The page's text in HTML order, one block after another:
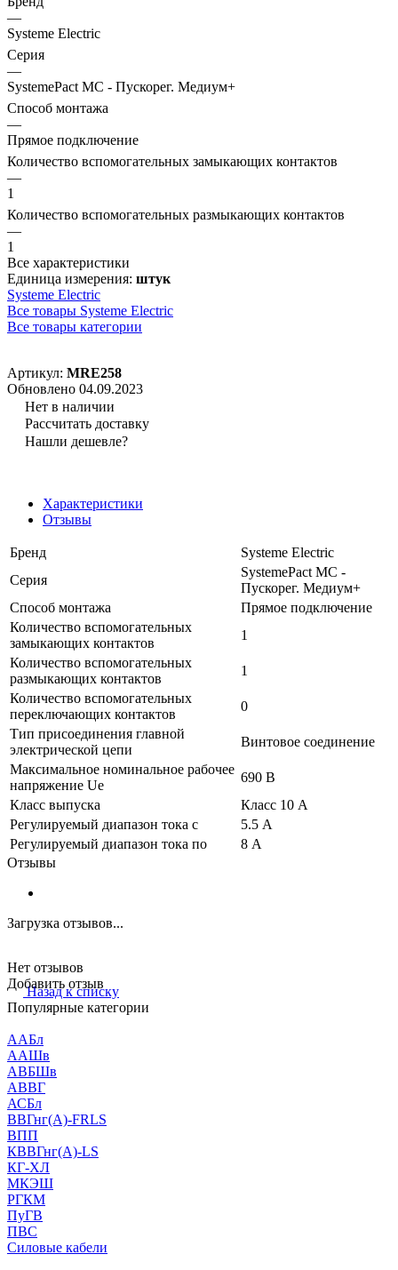
—
Systeme Electric
Серия
—
SystemePact MC - Пускорег. Медиум+
Способ монтажа
—
Прямое подключение
Количество вспомогательных замыкающих контактов
—
1
Количество вспомогательных размыкающих контактов
—
1
Все характеристики
Единица измерения: штук
Systeme Electric
Все товары Systeme Electric
Все товары категории
Артикул: MRE258
Обновлено 04.09.2023
Нет в наличии
Рассчитать доставку
Нашли дешевле?
Характеристики
Отзывы
Бренд
Systeme Electric
Серия
SystemePact MC -
Пускорег. Медиум+
Способ монтажа
Прямое подключение
Количество вспомогательных
замыкающих контактов
1
Количество вспомогательных
размыкающих контактов
1
Количество вспомогательных
переключающих контактов
0
Тип присоединения главной
электрической цепи
Винтовое соединение
Максимальное номинальное рабочее
напряжение Ue
690 В
Класс выпуска
Класс 10 A
Регулируемый диапазон тока с
5.5 А
Регулируемый диапазон тока по
8 А
Отзывы
Загрузка отзывов...
Нет отзывов
Добавить отзыв
Назад к списку
Популярные категории
ААБл
ААШв
АВБШв
АВВГ
АСБл
ВВГнг(А)-FRLS
ВПП
КВВГнг(А)-LS
КГ-ХЛ
МКЭШ
РГКМ
ПуГВ
ПВС
Силовые кабели